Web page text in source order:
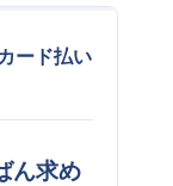
ード払い
ん求め